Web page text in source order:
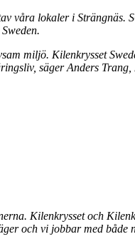
våra lokaler i
miljö. Kilenkrysset
säger Anders
Kilenkrysset och
och vi jobbar med